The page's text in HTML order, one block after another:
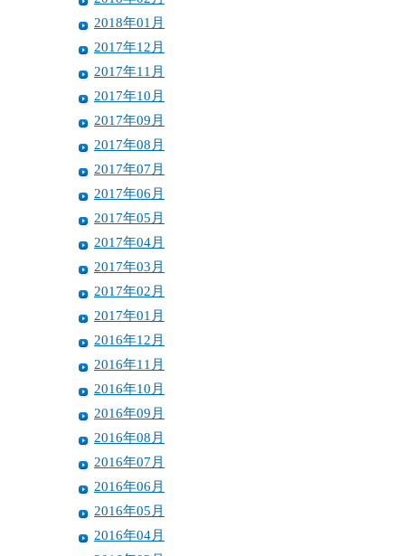
2018年01月
2017年12月
2017年11月
2017年10月
2017年09月
2017年08月
2017年07月
2017年06月
2017年05月
2017年04月
2017年03月
2017年02月
2017年01月
2016年12月
2016年11月
2016年10月
2016年09月
2016年08月
2016年07月
2016年06月
2016年05月
2016年04月